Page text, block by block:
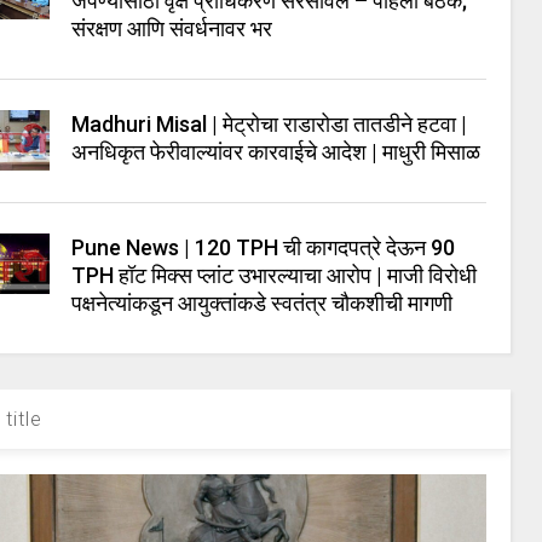
संरक्षण आणि संवर्धनावर भर
Madhuri Misal | मेट्रोचा राडारोडा तातडीने हटवा |
अनधिकृत फेरीवाल्यांवर कारवाईचे आदेश | माधुरी मिसाळ
Pune News | 120 TPH ची कागदपत्रे देऊन 90
TPH हॉट मिक्स प्लांट उभारल्याचा आरोप | माजी विरोधी
पक्षनेत्यांकडून आयुक्तांकडे स्वतंत्र चौकशीची मागणी